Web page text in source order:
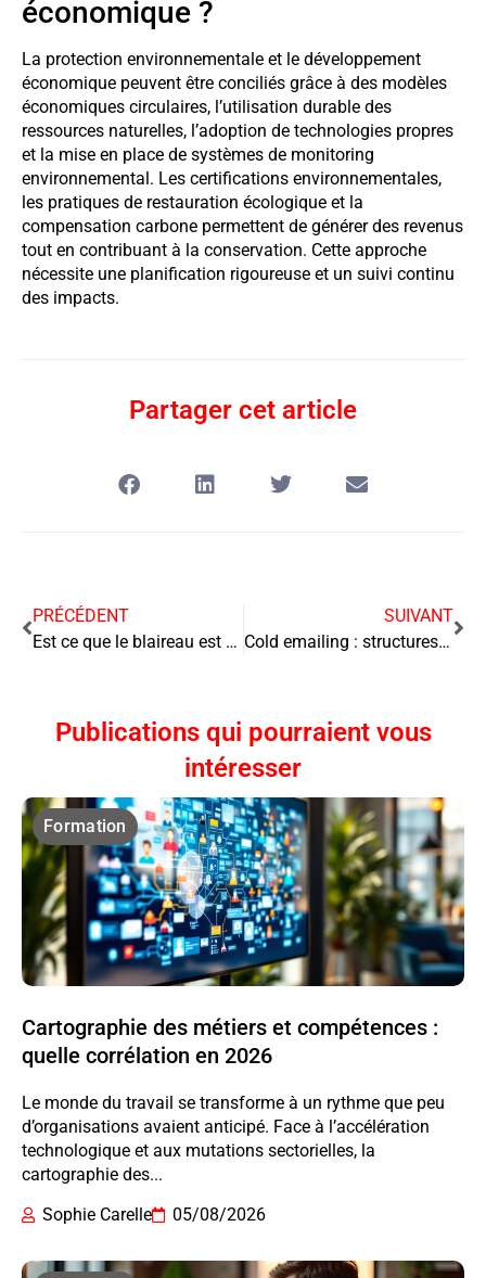
économique ?
La protection environnementale et le développement
économique peuvent être conciliés grâce à des modèles
économiques circulaires, l’utilisation durable des
ressources naturelles, l’adoption de technologies propres
et la mise en place de systèmes de monitoring
environnemental. Les certifications environnementales,
les pratiques de restauration écologique et la
compensation carbone permettent de générer des revenus
tout en contribuant à la conservation. Cette approche
nécessite une planification rigoureuse et un suivi continu
des impacts.
Partager cet article
PRÉCÉDENT
Est ce que le blaireau est dangereux pour votre entreprise
SUIVANT
Cold emailing : structures performantes basées sur les données
Publications qui pourraient vous
intéresser
Formation
Cartographie des métiers et compétences :
quelle corrélation en 2026
Le monde du travail se transforme à un rythme que peu
d’organisations avaient anticipé. Face à l’accélération
technologique et aux mutations sectorielles, la
cartographie des...
Sophie Carelle
05/08/2026